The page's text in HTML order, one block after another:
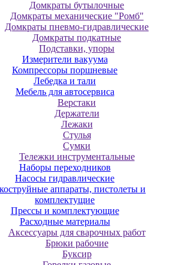
Домкраты бутылочные
Домкраты механические "Ромб"
Домкраты пневмо-гидравлические
Домкраты подкатные
Подставки, упоры
Измерители вакуума
Компрессоры поршневые
Лебедка и тали
Мебель для автосервиса
Верстаки
Держатели
Лежаки
Стулья
Сумки
Тележки инструментальные
Наборы переходников
Насосы гидравлические
аппараты, пистолеты и
комплектущие
Прессы и комплектующие
Расходные материалы
Аксессуары для сварочных работ
Брюки рабочие
Буксир